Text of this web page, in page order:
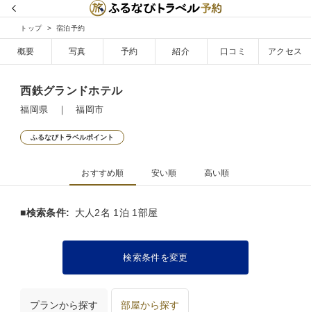
トップ 宿泊予約
概要 写真 予約 紹介 口コミ アクセス
西鉄グランドホテル
福岡県 ｜ 福岡市
ふるなびトラベルポイント
おすすめ順 安い順 高い順
■検索条件: 大人2名 1泊 1部屋
検索条件を変更
プランから探す 部屋から探す